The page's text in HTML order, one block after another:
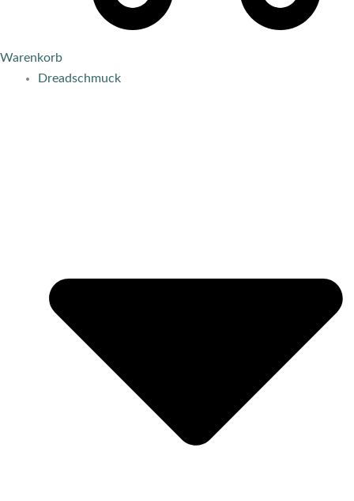
Warenkorb
Dreadschmuck